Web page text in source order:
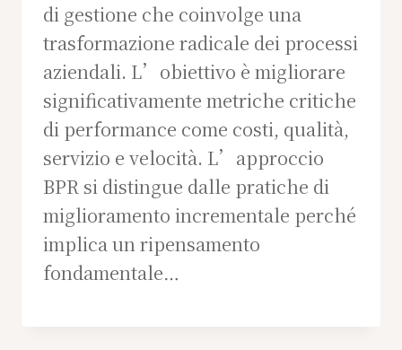
di gestione che coinvolge una
trasformazione radicale dei processi
aziendali. L’obiettivo è migliorare
significativamente metriche critiche
di performance come costi, qualità,
servizio e velocità. L’approccio
BPR si distingue dalle pratiche di
miglioramento incrementale perché
implica un ripensamento
fondamentale…